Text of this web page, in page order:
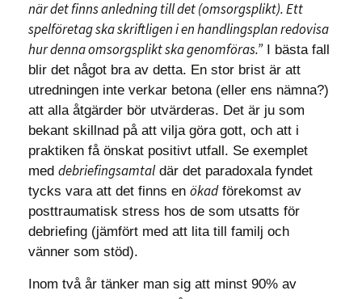
när det finns anledning till det (omsorgsplikt). Ett
spelföretag ska skriftligen i en handlingsplan redovisa
hur denna omsorgsplikt ska genomföras.”I bästa fall
blir det något bra av detta. En stor brist är att
utredningen inte verkar betona (eller ens nämna?)
att alla åtgärder bör utvärderas. Det är ju som
bekant skillnad på att vilja göra gott, och att i
praktiken få önskat positivt utfall. Se exemplet
med debriefingsamtaldär det paradoxala fyndet
tycks vara att det finns en ökadförekomst av
posttraumatisk stress hos de som utsatts för
debriefing (jämfört med att lita till familj och
vänner som stöd).
Inom två år tänker man sig att minst 90% av